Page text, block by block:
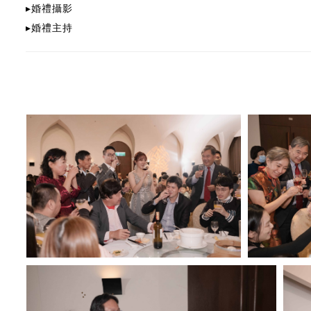
▸婚禮攝影
▸婚禮主持